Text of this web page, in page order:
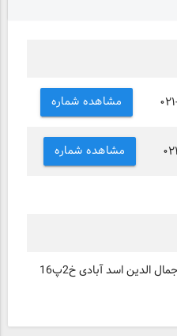
مشاهده شماره
مشاهده شماره
تهران,سید جمال الدین اسد آبادی خ2پ16